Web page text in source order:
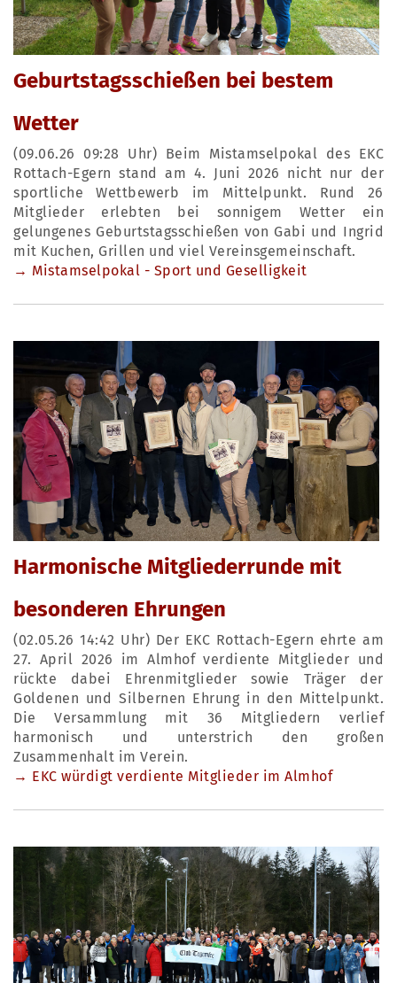
Geburtstagsschießen bei bestem
Wetter
(09.06.26 09:28 Uhr) Beim Mistamselpokal des EKC
Rottach-Egern stand am 4. Juni 2026 nicht nur der
sportliche Wettbewerb im Mittelpunkt. Rund 26
Mitglieder erlebten bei sonnigem Wetter ein
gelungenes Geburtstagsschießen von Gabi und Ingrid
mit Kuchen, Grillen und viel Vereinsgemeinschaft.
→ Mistamselpokal - Sport und Geselligkeit
Harmonische Mitgliederrunde mit
besonderen Ehrungen
(02.05.26 14:42 Uhr) Der EKC Rottach-Egern ehrte am
27. April 2026 im Almhof verdiente Mitglieder und
rückte dabei Ehrenmitglieder sowie Träger der
Goldenen und Silbernen Ehrung in den Mittelpunkt.
Die Versammlung mit 36 Mitgliedern verlief
harmonisch und unterstrich den großen
Zusammenhalt im Verein.
→ EKC würdigt verdiente Mitglieder im Almhof